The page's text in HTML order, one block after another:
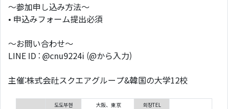
～参加申し込み方法～
• 申込みフォーム提出必須
～お問い合わせ～
LINE ID : @cnu9224i (@から入力)
主催:株式会社スクエアグループ&韓国の大学12校
도도부현 大阪、東京
회장TEL